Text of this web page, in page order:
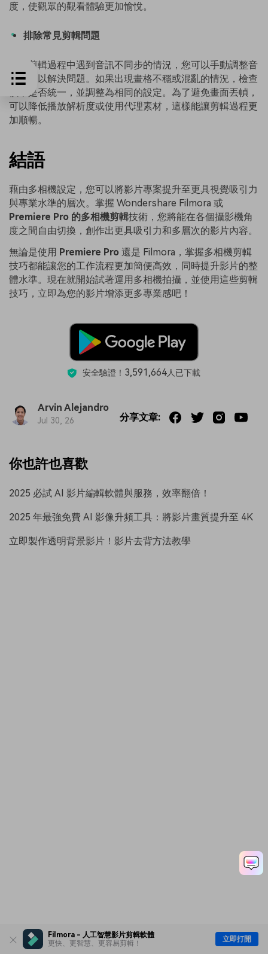
Filmora - 人工智慧影片剪輯軟體
更快、更智慧、更容易剪輯！
立即打開
度，使觀眾的觀看體驗更加愉悅。
排除常見剪輯問題
若在剪輯過程中遇到音訊不同步的情況，您可以手動調整音
訊軌道以解決問題。如果出現畫格不穩或混亂的情況，檢查
幀率是否統一，並調整為相同的設定。為了避免畫面丟幀，
可以降低播放解析度或使用代理素材，這樣能讓剪輯過程更
加順暢。
結語
藉由多相機設定，您可以將影片專案提升至更具視覺吸引力
與專業水準的層次。掌握 Wondershare Filmora 或
Premiere Pro 的多相機剪輯技術，您將能在各個攝影機角
度之間自由切換，創作出更具吸引力和多層次的影片內容。
無論是使用 Premiere Pro 還是 Filmora，掌握多相機剪輯
技巧都能讓您的工作流程更加簡便高效，同時提升影片的整
體水準。現在就開始試著運用多相機拍攝，並使用這些剪輯
技巧，立即為您的影片增添更多專業感吧！
安全驗證！ 3,591,664人已下載
Arvin Alejandro
Jul 30, 26 分享文章:
你也許也喜歡
2025 必試 AI 影片編輯軟體與服務，效率翻倍！
2025 年最強免費 AI 影像升頻工具：將影片畫質提升至 4K
立即製作透明背景影片！影片去背方法教學